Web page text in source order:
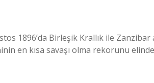
1896’da Birleşik Krallık ile Zanzibar
en kısa savaşı olma rekorunu